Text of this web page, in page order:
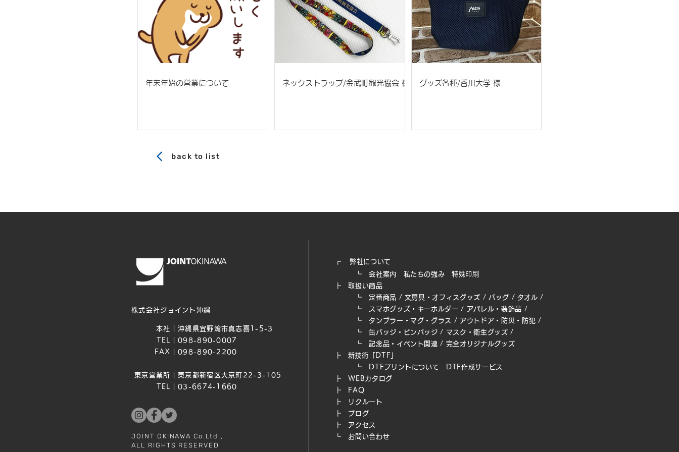
年末年始の営業について ネックストラップ/金武町観光協会 様 グッズ各種/香川大学 様
back to list
株式会社ジョイント沖縄
本社｜
TEL｜
FAX｜
東京営業所｜
TEL｜
沖縄県宜野湾市真志喜1-5-3
098-890-0007
098-890-2200
東京都新宿区大京町22-3-105
03-6674-1660
JOINT OKINAWA Co.Ltd.,
ALL RIGHTS RESERVED
┏ 弊社について
┗会社案内 私たちの強み​
特殊印刷
┣
取扱い商品
┗定番商品 / 文房具・オフィスグッズ / バッグ / タオル /
┗
スマホグッズ・キーホルダー / アパレル・装飾品 /
┗タンブラー・マグ・グラス / アウトドア・防災・防犯 /
┗缶バッジ・ピンバッジ / マスク・衛生グッズ /
┗記念品・イベント関連 / 完全オリジナルグッズ
┣
新技術「DTF」
┗ DTFプリントについて
DTF作成サービス
┣
WEB​カタログ
┣
FAQ
┣ リクルート
┣
ブログ
┣
アクセス
┗ お問い合わせ